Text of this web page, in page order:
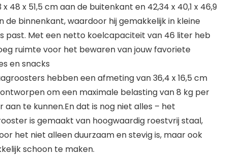
x 48 x 51,5 cm aan de buitenkant en 42,34 x 40,1 x 46,9
de binnenkant, waardoor hij gemakkelijk in kleine
past. Met een netto koelcapaciteit van 46 liter heb
ruimte voor het bewaren van jouw favoriete
en snacks
hebben een afmeting van 36,4 x 16,5 cm
om een maximale belasting van 8 kg per
aan te kunnen.En dat is nog niet alles – het
is gemaakt van hoogwaardig roestvrij staal,
het niet alleen duurzaam en stevig is, maar ook
schoon te maken.